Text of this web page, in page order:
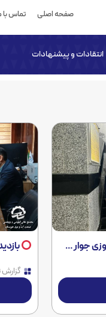
صفحه اصلی تماس با
انتقادات و پیشنهادات
آب و برق خوزستان بازدید